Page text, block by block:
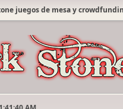
juegos de mesa y